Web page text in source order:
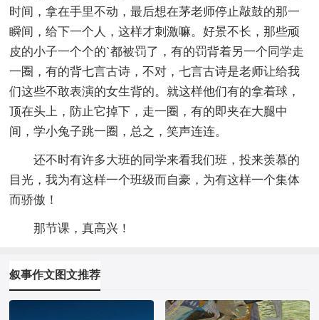
时间，拿在手里不动，最后想在茅老师停止敲鼓的那一
瞬间，给下一个人，这样才刺激嘛。好景不长，那些顽
皮的小子一个个的`都被罚了，有的罚背着另一个同学走
一圈，有的背七言古诗，不对，七言古诗是老师让给我
们这些不敢表演的女生背的。就这样他们有的拿着球，
顶在头上，防止它掉下，走一圈，有的即夹在大腿中
间，学小兔子跳一圈，总之，笑声连连。
还不时有许多大班的同学来看我们班，投来羡慕的
目光，我为有这样一个班级而自豪，为有这样一个集体
而骄傲！
那节课，真高兴！
叙事作文图文推荐